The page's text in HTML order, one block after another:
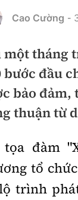
An
Giao
Lái
Cao Cường -
một tháng
bước đầu
bảo đảm,
thuận từ
tọa đàm
tổ
trình